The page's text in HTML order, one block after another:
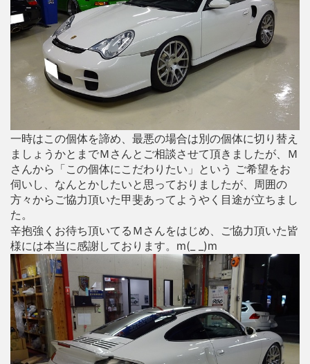
一時はこの個体を諦め、最悪の場合は別の個体に切り替え
ましょうかとまでＭさんとご相談させて頂きましたが、Ｍ
さんから「この個体にこだわりたい」という ご希望をお
伺いし、なんとかしたいと思っておりましたが、周囲の
方々からご協力頂いた甲斐あってようやく目途が立ちまし
た。
辛抱強くお待ち頂いてるＭさんをはじめ、ご協力頂いた皆
様には本当に感謝しております。m(_ _)m